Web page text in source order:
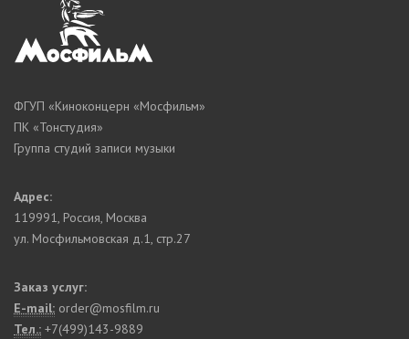
ФГУП «Киноконцерн «Мосфильм»
ПК «Тонстудия»
Группа студий записи музыки
Адрес:
119991, Россия, Москва
ул. Мосфильмовская д.1, стр.27
Заказ услуг:
E-mail: order@mosfilm.ru
Тел.: +7(499)143-9889